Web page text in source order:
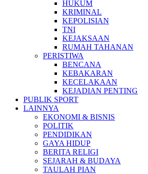
HUKUM
KRIMINAL
KEPOLISIAN
TNI
KEJAKSAAN
RUMAH TAHANAN
PERISTIWA
BENCANA
KEBAKARAN
KECELAKAAN
KEJADIAN PENTING
PUBLIK SPORT
LAINNYA
EKONOMI & BISNIS
POLITIK
PENDIDIKAN
GAYA HIDUP
BERITA RELIGI
SEJARAH & BUDAYA
TAULAH PIAN